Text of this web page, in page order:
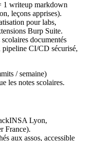
1 writeup markdown
leçons apprises).
pour labs,
Burp Suite.
scolaires documentés
CI/CD sécurisé,
/ semaine)
les notes scolaires.
Lyon,
France).
aux assos, accessible